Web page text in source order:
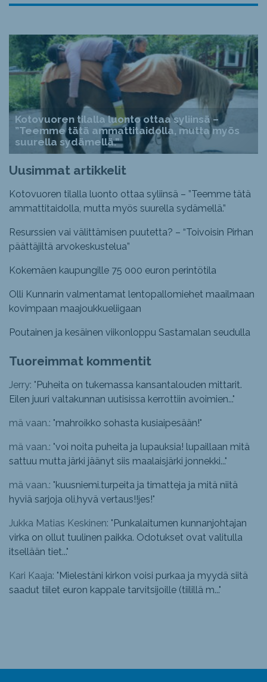
Kotovuoren tilalla luonto ottaa syliinsä –
”Teemme tätä ammattitaidolla, mutta myös
suurella sydämellä.”
Uusimmat artikkelit
Kotovuoren tilalla luonto ottaa syliinsä – ”Teemme tätä
ammattitaidolla, mutta myös suurella sydämellä.”
Resurssien vai välittämisen puutetta? – “Toivoisin Pirhan
päättäjiltä arvokeskustelua”
Kokemäen kaupungille 75 000 euron perintötila
Olli Kunnarin valmentamat lentopallomiehet maailmaan
kovimpaan maajoukkueliigaan
Poutainen ja kesäinen viikonloppu Sastamalan seudulla
Tuoreimmat kommentit
Jerry: "Puheita on tukemassa kansantalouden mittarit.
Eilen juuri valtakunnan uutisissa kerrottiin avoimien..."
mä vaan.: "mahroikko sohasta kusiaipesään!"
mä vaan.: "voi noita puheita ja lupauksia! lupaillaan mitä
sattuu mutta järki jäänyt siis maalaisjärki jonnekki..."
mä vaan.: "kuusniemi.turpeita ja timatteja ja mitä niitä
hyviä sarjoja oli,hyvä vertaus!!jes!"
Jukka Matias Keskinen: "Punkalaitumen kunnanjohtajan
virka on ollut tuulinen paikka. Odotukset ovat valitulla
itsellään tiet..."
Kari Kaaja: "Mielestäni kirkon voisi purkaa ja myydä siitä
saadut tiilet euron kappale tarvitsijoille (tiilillä m..."